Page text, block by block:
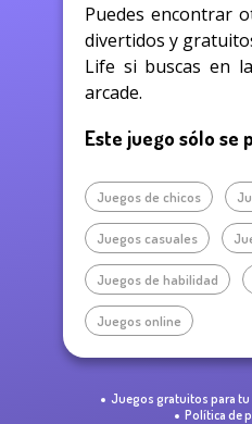
Puedes encontrar
divertidos y
Life si buscas en
arcade.
Este juego sólo se
Juegos de chicos
Juegos casuales
Juegos de habilidad
Juegos online
Juegos gratuitos para tu
Política de